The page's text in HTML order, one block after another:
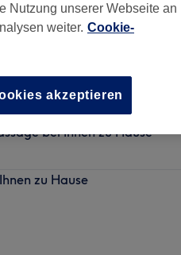
bei Ihnen zu Hause
zu Hause
Nutzung unserer Webseite an
weiter. Cookie-
akzeptieren